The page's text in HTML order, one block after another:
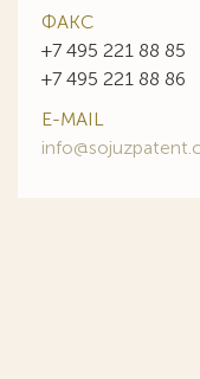
ФАКС
+7 495 221 88 85
+7 495 221 88 86
E-MAIL